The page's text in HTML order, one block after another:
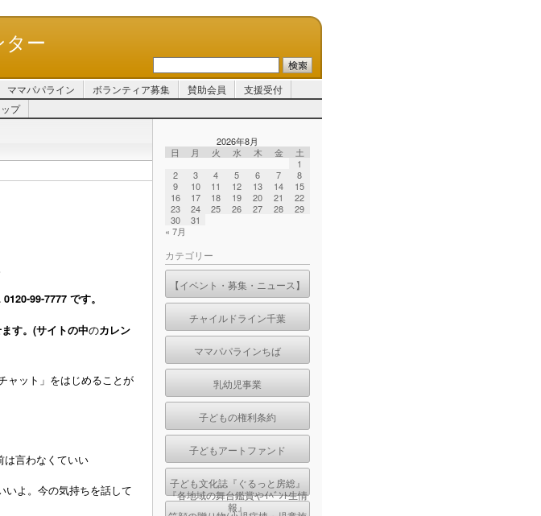
ー
ママパパライン ボランティア募集 賛助会員
支援受付
プ
99-7777 です。
す。(サイトの中のカレン
ャット」をはじめることが
言わなくていい
いよ。今の気持ちを話して
2026年8月
日
月 火 水 木 金
土
1
2
3 4 5 6 7
8
9
10 11 12 13 14
15
16
17 18 19 20 21
22
23
24 25 26 27 28
29
30
31
« 7月
カテゴリー
【イベント・募集・ニュース】
チャイルドライン千葉
ママパパラインちば
乳幼児事業
子どもの権利条約
子どもアートファンド
子ども文化誌『ぐるっと房総』
『各地域の舞台鑑賞やｲﾍﾞﾝﾄ生情
報』